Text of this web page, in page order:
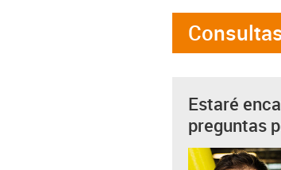
Estaré
preguntas